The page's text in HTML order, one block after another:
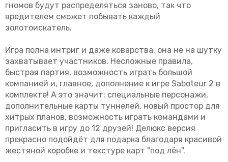
гномов будут распределяться заново, так что
вредителем сможет побывать каждый
золотоискатель.
Игра полна интриг и даже коварства, она не на шутку
захватывает участников. Несложные правила,
быстрая партия, возможность играть большой
компанией и, главное, дополнение к игре Saboteur 2 в
комплекте! А это значит: специальные персонажи,
дополнительные карты туннелей, новый простор для
хитрых планов, возможность играть командами и
пригласить в игру до 12 друзей! Делюкс версия
прекрасно подойдёт для подарка благодаря красивой
жестяной коробке и текстуре карт "под лён".